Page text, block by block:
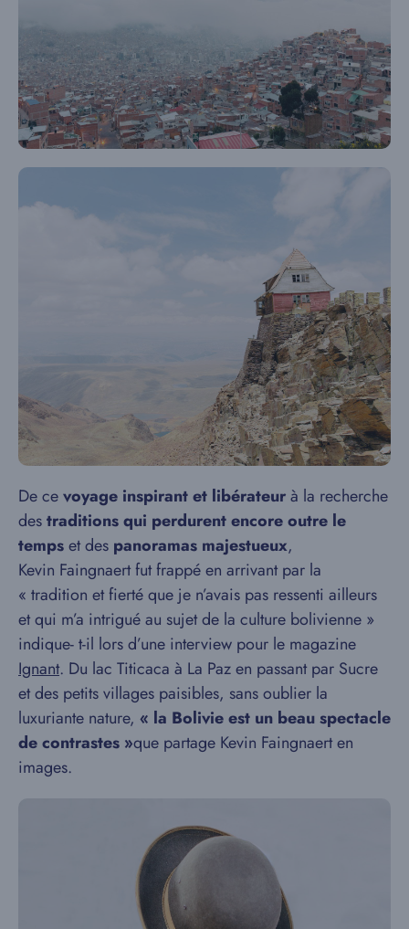
De cevoyage inspirant et libérateurà la recherche
destraditions qui perdurent encore outre le
tempset des panoramas majestueux,
Kevin Faingnaert fut frappé en arrivant par la
« tradition et fierté que je n’avais pas ressenti ailleurs
et qui m’a intrigué au sujet de la culture bolivienne »
indique- t-il lors d’une interview pour le magazine
Ignant. Du lac Titicaca à La Paz en passant par Sucre
et des petits villages paisibles, sans oublier la
luxuriante nature, « la Bolivie est un beau spectacle
de contrastes »que partage Kevin Faingnaert en
images.